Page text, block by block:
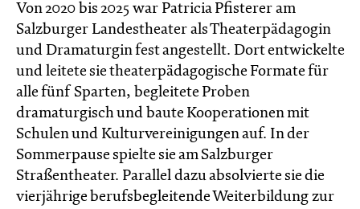
Von 2020 bis 2025 war Patricia Pfisterer am
Salzburger Landestheater als Theaterpädagogin
und Dramaturgin fest angestellt. Dort entwickelte
und leitete sie theaterpädagogische Formate für
alle fünf Sparten, begleitete Proben
dramaturgisch und baute Kooperationen mit
Schulen und Kulturvereinigungen auf. In der
Sommerpause spielte sie am Salzburger
Straßentheater. Parallel dazu absolvierte sie die
vierjährige berufsbegleitende Weiterbildung zur